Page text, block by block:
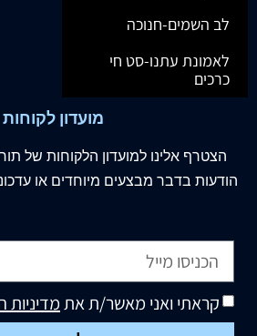
לב השמים-חנוכה
לאמונת עתנו-סט חי
כרכים
מועדון לקוחות
הצטרף אלינו למועדון הלקוחות של
הודעות בדבר מבצעים מיוחדים או
קראתי ואני מאשר/ת אתמדיניות